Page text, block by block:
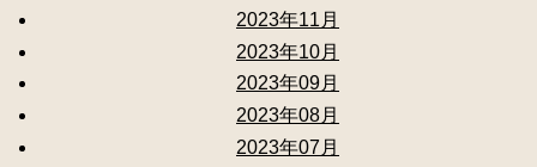
2023年11月
2023年10月
2023年09月
2023年08月
2023年07月